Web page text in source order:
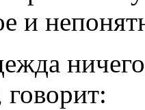
и
ничего
говорит: